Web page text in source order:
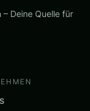
– Deine Quelle für